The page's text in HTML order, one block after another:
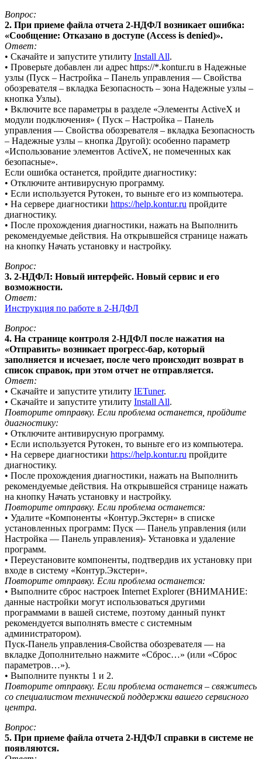
Вопрос:
2. При приеме файла отчета 2-НДФЛ возникает ошибка:
«Сообщение: Отказано в доступе (Access is denied)».
Ответ:
• Скачайте и запустите утилиту Install All.
• Проверьте добавлен ли адрес https://*.kontur.ru в Надежные
узлы (Пуск – Настройка – Панель управления — Свойства
обозревателя – вкладка Безопасность – зона Надежные узлы –
кнопка Узлы).
• Включите все параметры в разделе «Элементы ActiveX и
модули подключения» ( Пуск – Настройка – Панель
управления — Свойства обозревателя – вкладка Безопасность
– Надежные узлы – кнопка Другой): особенно параметр
«Использование элементов ActiveX, не помеченных как
безопасные».
Если ошибка останется, пройдите диагностику:
• Отключите антивирусную программу.
• Если используется Рутокен, то выньте его из компьютера.
• На сервере диагностики https://help.kontur.ru пройдите
диагностику.
• После прохождения диагностики, нажать на Выполнить
рекомендуемые действия. На открывшейся странице нажать
на кнопку Начать установку и настройку.
Вопрос:
3. 2-НДФЛ: Новый интерфейс. Новый сервис и его
возможности.
Ответ:
Инструкция по работе в 2-НДФЛ
Вопрос:
4. На странице контроля 2-НДФЛ после нажатия на
«Отправить» возникает прогресс-бар, который
заполняется и исчезает, после чего происходит возврат в
список справок, при этом отчет не отправляется.
Ответ:
• Скачайте и запустите утилиту IETuner.
• Скачайте и запустите утилиту Install All.
Повторите отправку. Если проблема останется, пройдите
диагностику:
• Отключите антивирусную программу.
• Если используется Рутокен, то выньте его из компьютера.
• На сервере диагностики https://help.kontur.ru пройдите
диагностику.
• После прохождения диагностики, нажать на Выполнить
рекомендуемые действия. На открывшейся странице нажать
на кнопку Начать установку и настройку.
Повторите отправку. Если проблема останется:
• Удалите «Компоненты «Контур.Экстерн» в списке
установленных программ: Пуск — Панель управления (или
Настройка — Панель управления)- Установка и удаление
программ.
• Переустановите компоненты, подтвердив их установку при
входе в систему «Контур.Экстерн».
Повторите отправку. Если проблема останется:
• Выполните сброс настроек Internet Explorer (ВНИМАНИЕ:
данные настройки могут использоваться другими
программами в вашей системе, поэтому данный пункт
рекомендуется выполнять вместе с системным
администратором).
Пуск-Панель управления-Свойства обозревателя — на
вкладке Дополнительно нажмите «Сброс…» (или «Сброс
параметров…»).
• Выполните пункты 1 и 2.
Повторите отправку. Если проблема останется – свяжитесь
со специалистом технической поддержки вашего сервисного
центра.
Вопрос:
5. При приеме файла отчета 2-НДФЛ справки в системе не
появляются.